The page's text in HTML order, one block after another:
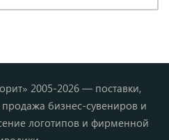
2005-2026 — поставки,
бизнес-сувениров и
логотипов и фирменной